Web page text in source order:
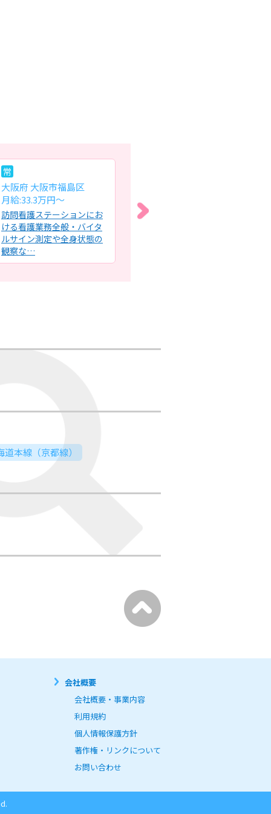
常
大阪府 大阪市福島区
月給:33.3万円～
訪問看護ステーションにお
ける看護業務全般・バイタ
ルサイン測定や全身状態の
観察な…
月給:31.1万円～32.6万円
介護老人保健施設における
道本線（京都線）
会社概要
会社概要・事業内容
利用規約
個人情報保護方針
著作権・リンクについて
お問い合わせ